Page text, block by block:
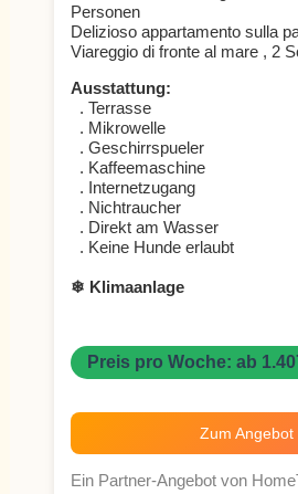
Personen
Delizioso appartamento sulla
Viareggio di fronte al mare , 2
Ausstattung:
. Terrasse
. Mikrowelle
. Geschirrspueler
. Kaffeemaschine
. Internetzugang
. Nichtraucher
. Direkt am Wasser
. Keine Hunde erlaubt
❄ Klimaanlage
Preis pro Woche: ab
Zum Angebot
Ein Partner-Angebot von